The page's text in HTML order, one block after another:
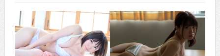
CINEMA×STYLE 286号
CINEMA×STYLE 285号
CINEMA×STYLE 294号